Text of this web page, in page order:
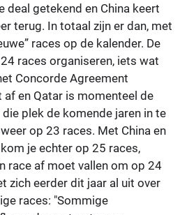
deal getekend en China keert
terug. In totaal zijn er dan, met
races op de kalender. De
races organiseren, iets wat
Concorde Agreement
af en Qatar is momenteel de
plek de komende jaren in te
op 23 races. Met China en
je echter op 25 races,
race af moet vallen om op 24
zich eerder dit jaar al uit over
races: "Sommige